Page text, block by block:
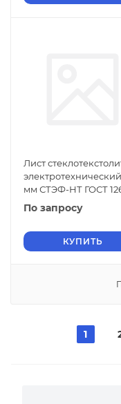
Лист
мм СТЭФ-НТ ГОСТ
74
По запросу
КУПИТЬ
1